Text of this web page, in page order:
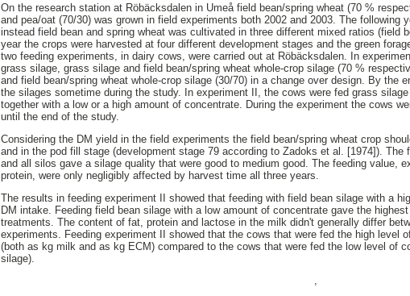
On the research station at Röbäcksdalen in Umeå field bean/spring wheat (70 %
and pea/oat (70/30) was grown in field experiments both 2002 and 2003. The following
instead field bean and spring wheat was cultivated in three different mixed ratios (field
year the crops were harvested at four different development stages and the green
two feeding experiments, in dairy cows, were carried out at Röbäcksdalen. In
grass silage, grass silage and field bean/spring wheat whole-crop silage (70 %
and field bean/spring wheat whole-crop silage (30/70) in a change over design. By the
the silages sometime during the study. In experiment II, the cows were fed grass
together with a low or a high amount of concentrate. During the experiment the cows
until the end of the study.
Considering the DM yield in the field experiments the field bean/spring wheat crop
and in the pod fill stage (development stage 79 according to Zadoks et al. [1974]).
and all silos gave a silage quality that were good to medium good. The feeding value,
protein, were only negligibly affected by harvest time all three years.
The results in feeding experiment II showed that feeding with field bean silage with a
DM intake. Feeding field bean silage with a low amount of concentrate gave the
treatments. The content of fat, protein and lactose in the milk didn't generally differ
experiments. Feeding experiment II showed that the cows that were fed the high level
(both as kg milk and as kg ECM) compared to the cows that were fed the low level of
silage).
,